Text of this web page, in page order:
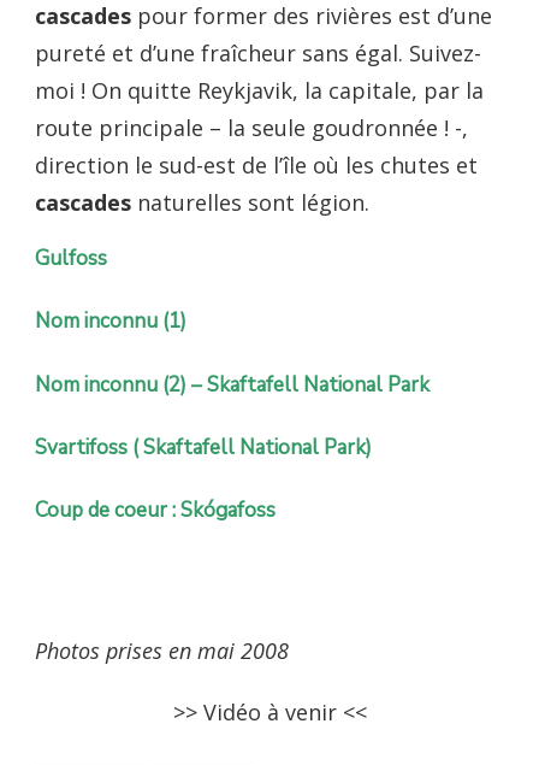
cascades pour former des rivières est d’une
pureté et d’une fraîcheur sans égal. Suivez-
moi ! On quitte Reykjavik, la capitale, par la
route principale – la seule goudronnée ! -,
direction le sud-est de l’île où les chutes et
cascades naturelles sont légion.
Gulfoss
Nom inconnu (1)
Nom inconnu (2) –Skaftafell National Park
Svartifoss ( Skaftafell National Park)
Coup de coeur : Skógafoss
Photos prises en mai 2008
>> Vidéo à venir <<